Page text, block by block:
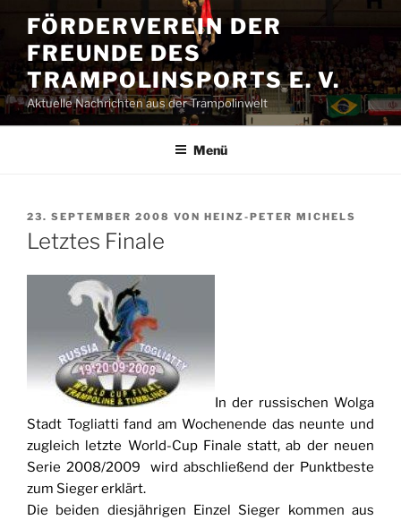
Inhalt
springen
FÖRDERVEREIN DER
FREUNDE DES
TRAMPOLINSPORTS E. V.
Aktuelle Nachrichten aus der Trampolinwelt
Menü
VERÖFFENTLICHT
AM
23. SEPTEMBER 2008 VON HEINZ-PETER MICHELS
Letztes Finale
In der russischen Wolga
Stadt Togliatti fand am Wochenende das neunte und
zugleich letzte World-Cup Finale statt, ab der neuen
Serie 2008/2009 wird abschließend der Punktbeste
zum Sieger erklärt.
Die beiden diesjährigen Einzel Sieger kommen aus